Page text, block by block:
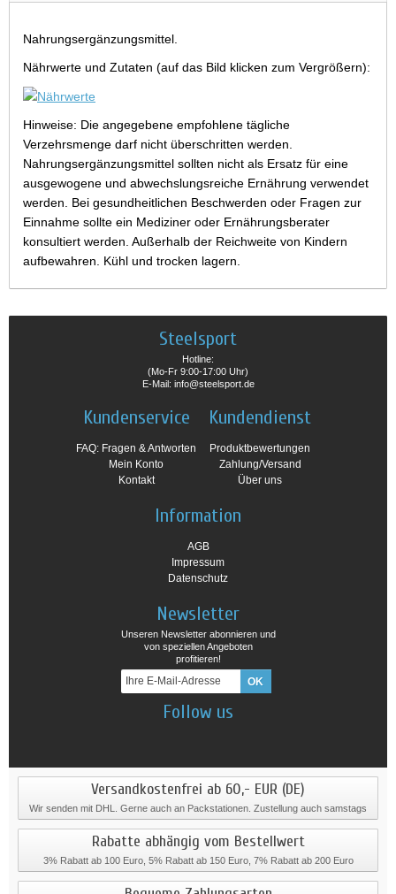
Nahrungsergänzungsmittel.
Nährwerte und Zutaten (auf das Bild klicken zum Vergrößern):
Hinweise: Die angegebene empfohlene tägliche
Verzehrsmenge darf nicht überschritten werden.
Nahrungsergänzungsmittel sollten nicht als Ersatz für eine
ausgewogene und abwechslungsreiche Ernährung verwendet
werden. Bei gesundheitlichen Beschwerden oder Fragen zur
Einnahme sollte ein Mediziner oder Ernährungsberater
konsultiert werden. Außerhalb der Reichweite von Kindern
aufbewahren. Kühl und trocken lagern.
Steelsport
Hotline:
(Mo-Fr 9:00-17:00 Uhr)
E-Mail: info@steelsport.de
Kundenservice
FAQ: Fragen & Antworten
Mein Konto
Kontakt
Kundendienst
Produktbewertungen
Zahlung/Versand
Über uns
Information
AGB
Impressum
Datenschutz
Newsletter
Unseren Newsletter abonnieren und
von speziellen Angeboten
profitieren!
Follow us
Versandkostenfrei ab 60,- EUR (DE)
Wir senden mit DHL. Gerne auch an Packstationen. Zustellung auch samstags
Rabatte abhängig vom Bestellwert
3% Rabatt ab 100 Euro, 5% Rabatt ab 150 Euro, 7% Rabatt ab 200 Euro